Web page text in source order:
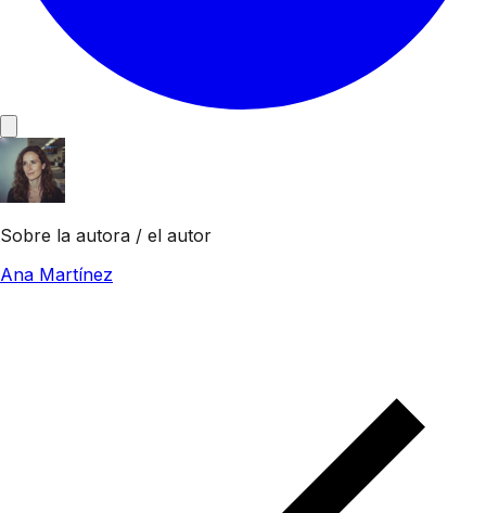
Sobre la autora / el autor
Ana Martínez